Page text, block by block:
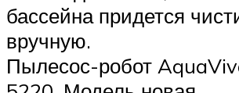
бассейна придется
вручную.
Пылесос-робот